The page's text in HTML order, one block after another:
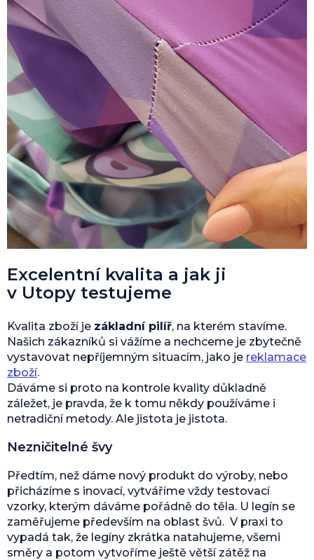
Excelentní kvalita a jak ji
v Utopy testujeme
Kvalita zboží je základní pilíř, na kterém stavíme.
Našich zákazníků si vážíme a nechceme je zbytečně
vystavovat nepříjemným situacím, jako je reklamace
zboží.
Dáváme si proto na kontrole kvality důkladně
záležet, je pravda, že k tomu někdy používáme i
netradiční metody. Ale jistota je jistota.
Nezničitelné švy
Předtím, než dáme nový produkt do výroby, nebo
přicházíme s inovací, vytváříme vždy testovací
vzorky, kterým dáváme pořádně do těla. U legín se
zaměřujeme především na oblast švů. V praxi to
vypadá tak, že legíny zkrátka natahujeme, všemi
směry a potom vytvoříme ještě větší zátěž na